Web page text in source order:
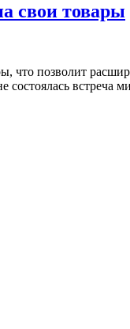
свои товары
позволит